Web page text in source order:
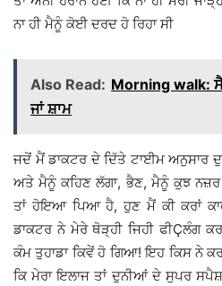
ਨਾ ਹੀ ਮੈਨੂੰ ਕੋਈ ਦਰਦ ਹੋ ਰਿਹਾ ਸੀ
Also Read: Morning walk:
ਜਾਂ ਸ਼ਾਮ
ਜਦੋਂ ਮੈਂ ਡਾਕਟਰ ਦੇ ਦਿੱਤੇ ਟਾਈਮ ਅਨੁਸਾਰ
ਅਤੇ ਮੈਨੂੰ ਕਹਿਣ ਲੱਗਾ, ਭੈਣ, ਮੈਨੂੰ ਕੁਝ ਨਜ਼ਰ
ਤਾਂ ਹੋਇਆ ਪਿਆ ਹੈ, ਹੁਣ ਮੈਂ ਕੀ ਕਰਾਂ
ਡਾਕਟਰ ਨੇ ਮੇਰੇ ਥੋੜ੍ਹੀ ਜਿਹੀ ਫੀÇਲੰਗ
ਕੰਮ ਤੁਹਾਡਾ ਕਿਵੇਂ ਹੋ ਗਿਆ! ਇਹ ਕਿਸ ਨੇ
ਕਿ ਮੇਰਾ ਇਲਾਜ ਤਾਂ ਦੁਨੀਆਂ ਦੇ ਸੁਪਰ